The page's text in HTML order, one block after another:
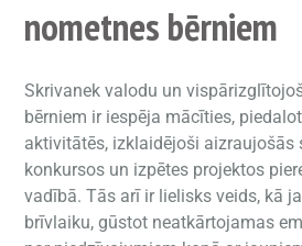
nometnes bērniem
Skrivanek valodu un
bērniem ir iespēja mācīties,
aktivitātēs, izklaidējoši aizraujošās
konkursos un izpētes projektos
vadībā. Tās arī ir lielisks veids, kā
brīvlaiku, gūstot neatkārtojamas